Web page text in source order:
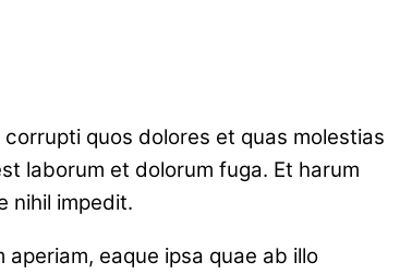
quos dolores et quas molestias
laborum et dolorum fuga. Et harum
nihil impedit.
eaque ipsa quae ab illo